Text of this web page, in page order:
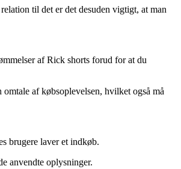
til det er det desuden vigtigt, at man
af Rick shorts forud for at du
af købsoplevelsen, hvilket også må
brugere laver et indkøb.
anvendte oplysninger.